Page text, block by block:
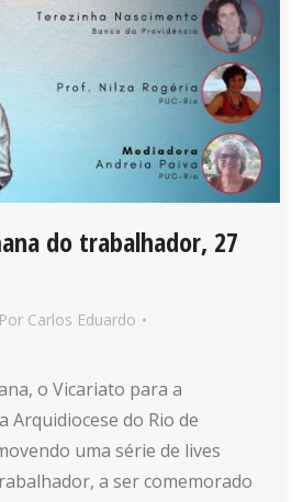
do trabalhador, 27
Por Carlos Eduardo
o Vicariato para a
Arquidiocese do Rio de
uma série de lives
a ser comemorado